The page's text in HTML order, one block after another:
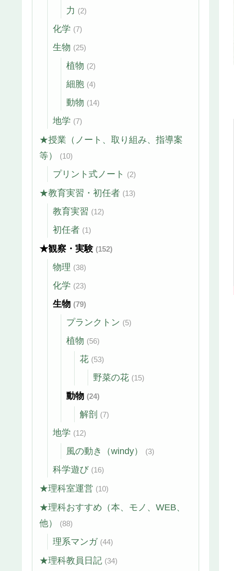
力 (2)
化学 (7)
生物 (25)
植物 (2)
細胞 (4)
動物 (14)
地学 (7)
★授業（ノート、取り組み、指導案
等）
(10)
プリント式ノート (2)
★教育実習・初任者 (13)
教育実習 (12)
初任者 (1)
★観察・実験 (152)
物理 (38)
化学 (23)
生物 (79)
プランクトン (5)
植物 (56)
花 (53)
野菜の花 (15)
動物 (24)
解剖 (7)
地学 (12)
風の動き（windy） (3)
科学遊び (16)
★理科室運営 (10)
★理科おすすめ（本、モノ、WEB、
他）
(88)
理系マンガ (44)
★理科教員日記 (34)